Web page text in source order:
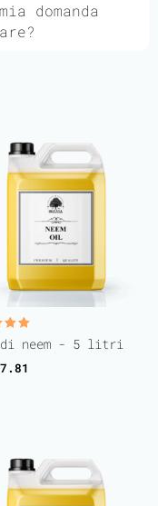
domanda
neem - 5 litri